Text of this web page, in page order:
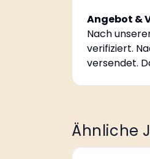
Angebot &
Nach
verifiziert.
versendet.
Ähnliche